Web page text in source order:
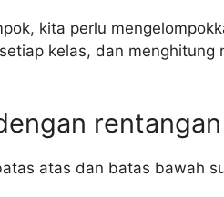
kita perlu
kelas, dan menghitung
atas dan batas bawah